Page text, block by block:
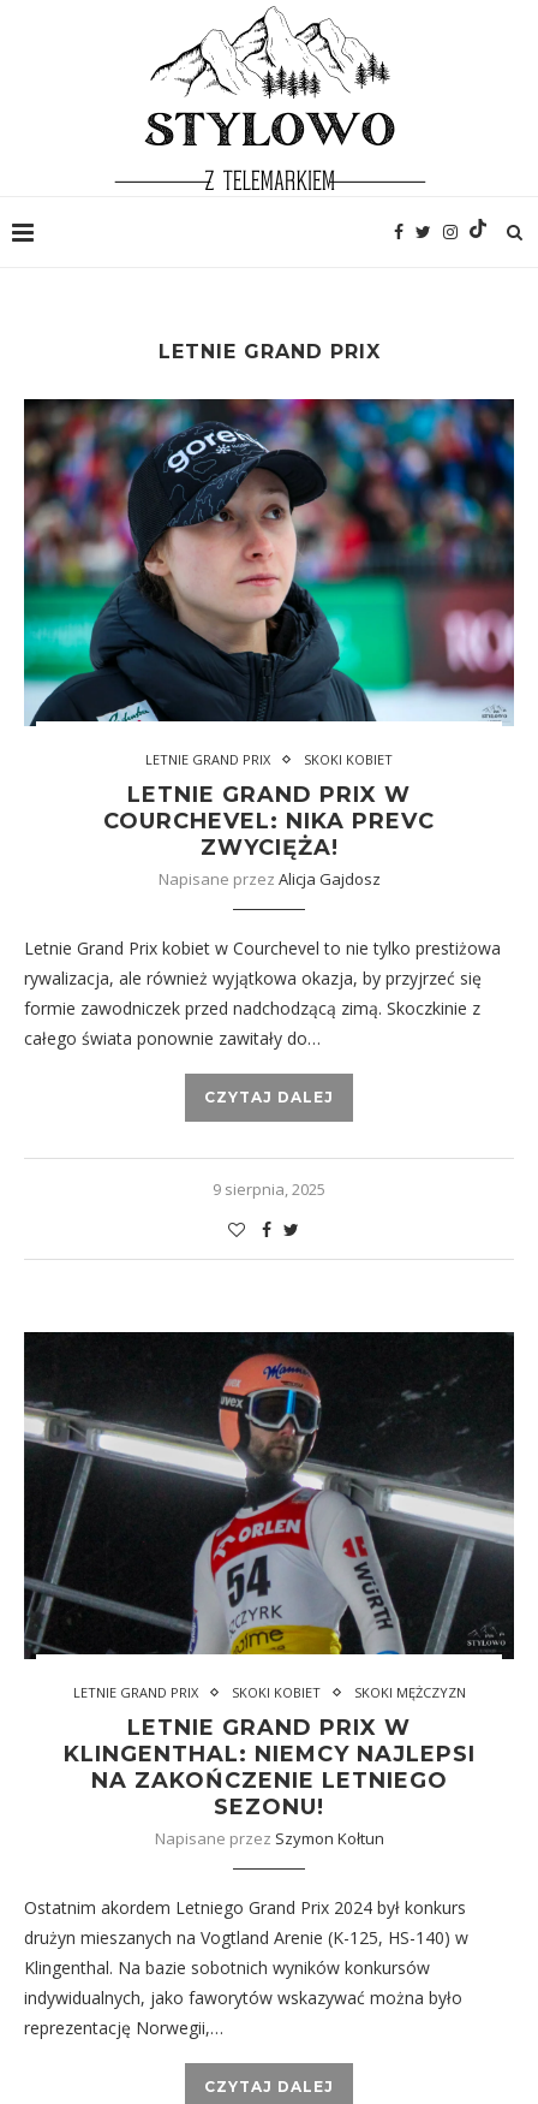
LETNIE GRAND PRIX
LETNIE GRAND PRIX SKOKI KOBIET
LETNIE GRAND PRIX W
COURCHEVEL: NIKA PREVC
ZWYCIĘŻA!
Napisane przez Alicja Gajdosz
Letnie Grand Prix kobiet w Courchevel to nie tylko prestiżowa
rywalizacja, ale również wyjątkowa okazja, by przyjrzeć się
formie zawodniczek przed nadchodzącą zimą. Skoczkinie z
całego świata ponownie zawitały do…
CZYTAJ DALEJ
9 sierpnia, 2025
LETNIE GRAND PRIX SKOKI KOBIET SKOKI MĘŻCZYZN
LETNIE GRAND PRIX W
KLINGENTHAL: NIEMCY NAJLEPSI
NA ZAKOŃCZENIE LETNIEGO
SEZONU!
Napisane przez Szymon Kołtun
Ostatnim akordem Letniego Grand Prix 2024 był konkurs
drużyn mieszanych na Vogtland Arenie (K-125, HS-140) w
Klingenthal. Na bazie sobotnich wyników konkursów
indywidualnych, jako faworytów wskazywać można było
reprezentację Norwegii,…
CZYTAJ DALEJ